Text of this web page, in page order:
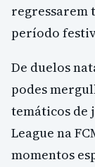
regressarem
período
De duelos
podes
temáticos de
League na
momentos